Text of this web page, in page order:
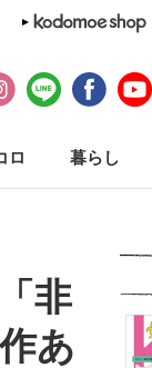
ロ 暮らし
非
あ